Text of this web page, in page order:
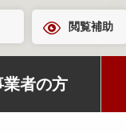
閲覧補助
業者の方